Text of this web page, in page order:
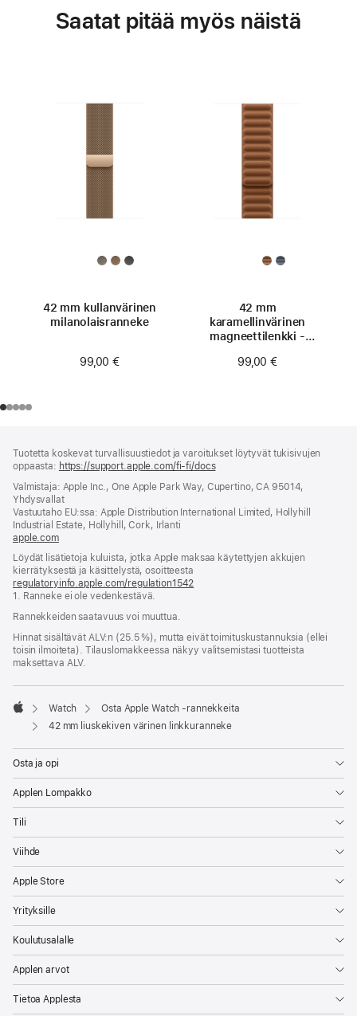
Saatat pitää myös näistä
42 mm kullanvärinen
milanolaisranneke
99,00 €
42 mm
karamellinvärinen
magneettilenkki -
99,00 €
Tuotetta koskevat turvallisuustiedot ja varoitukset löytyvät tukisivujen
oppaasta: https://support.apple.com/fi-fi/docs(avautuu
ikkunaan)
Valmistaja: Apple Inc., One Apple Park Way, Cupertino, CA 95014,
Yhdysvallat
Vastuutaho EU:ssa: Apple Distribution International Limited, Hollyhill
Industrial Estate, Hollyhill, Cork, Irlanti
apple.com(avautuu
uuteen
ikkunaan)
Löydät lisätietoja kuluista, jotka Apple maksaa käytettyjen akkujen
kierrätyksestä ja käsittelystä, osoitteesta
regulatoryinfo.apple.com/regulation1542
1. Ranneke ei ole vedenkestävä.
Rannekkeiden saatavuus voi muuttua.
Hinnat sisältävät ALV:n (25.5 %), mutta eivät toimitus­kustannuksia (ellei
toisin ilmoiteta). Tilauslomakkeessa näkyy valitsemistasi tuotteista
maksettava ALV.
Apple
Watch
Osta Apple Watch ‑rannekkeita
42 mm liuskekiven värinen linkkuranneke
Osta ja opi
Applen Lompakko
Tili
Viihde
Apple Store
Yrityksille
Koulutusalalle
Applen arvot
Tietoa Applesta